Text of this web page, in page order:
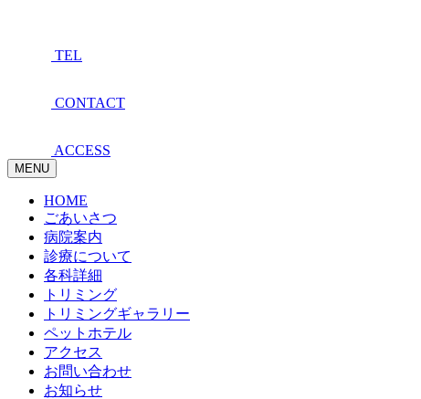
TEL
CONTACT
ACCESS
MENU
HOME
ごあいさつ
病院案内
診療について
各科詳細
トリミング
トリミングギャラリー
ペットホテル
アクセス
お問い合わせ
お知らせ